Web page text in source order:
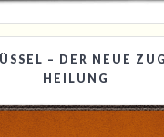
– DER NEUE
HEILUNG